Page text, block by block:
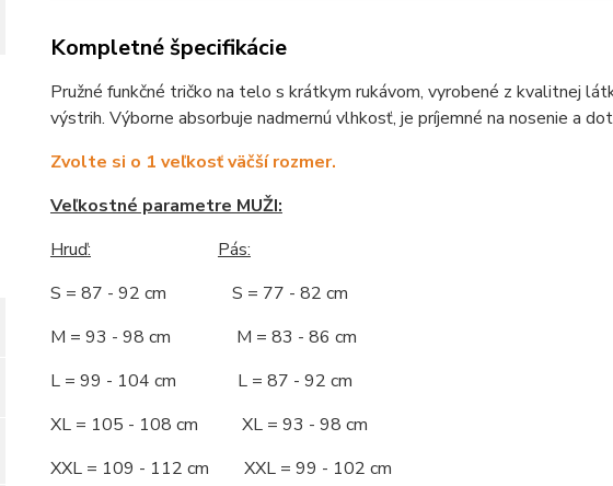
Kompletné špecifikácie
Pružné funkčné tričko na telo s krátkym rukávom, vyrobené z kvalitnej
výstrih. Výborne absorbuje nadmernú vlhkosť, je príjemné na nosenie a
Zvolte si o 1 veľkosť väčší rozmer.
Veľkostné parametre MUŽI:
Hruď:
Pás:
S = 87 - 92 cm S = 77 - 82 cm
M = 93 - 98 cm M = 83 - 86 cm
L = 99 - 104 cm L = 87 - 92 cm
XL = 105 - 108 cm XL = 93 - 98 cm
XXL = 109 - 112 cm XXL = 99 - 102 cm